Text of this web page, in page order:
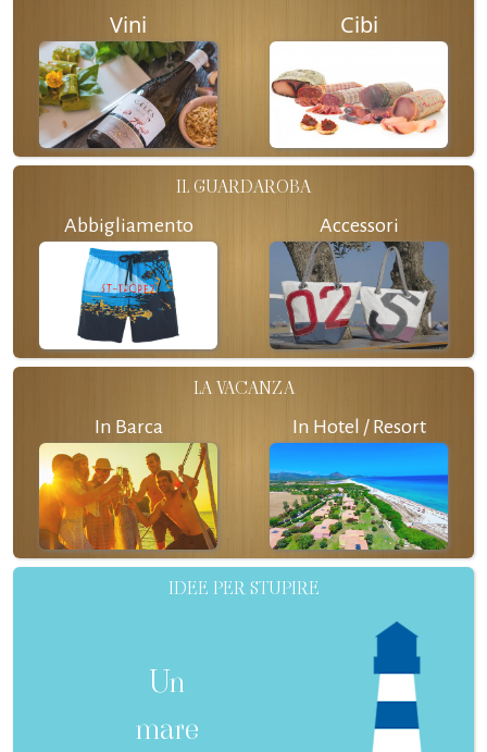
Vini Cibi
IL GUARDAROBA
Abbigliamento Accessori
LA VACANZA
In Barca In Hotel / Resort
IDEE PER STUPIRE
Un
mare